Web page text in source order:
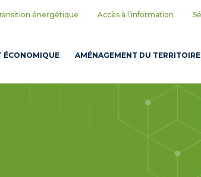
énergétique Accès à l’information
ÉCONOMIQUE AMÉNAGEMENT DU TERRITOIRE